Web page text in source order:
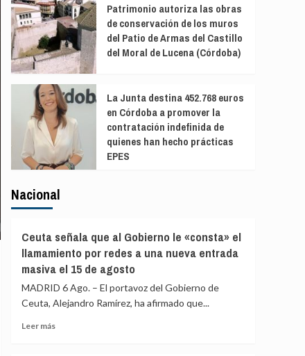
Patrimonio autoriza las obras
de conservación de los muros
del Patio de Armas del Castillo
del Moral de Lucena (Córdoba)
La Junta destina 452.768 euros
en Córdoba a promover la
contratación indefinida de
quienes han hecho prácticas
EPES
Nacional
Ceuta señala que al Gobierno le «consta» el
llamamiento por redes a una nueva entrada
masiva el 15 de agosto
MADRID 6 Ago. – El portavoz del Gobierno de
Ceuta, Alejandro Ramírez, ha afirmado que...
Leer másLeer